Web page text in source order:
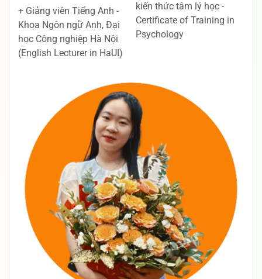
+ Giảng viên Tiếng Anh -
Khoa Ngôn ngữ Anh, Đại
học Công nghiệp Hà Nội
(English Lecturer in HaUI)
kiến thức tâm lý học -
Certificate of Training in
Psychology